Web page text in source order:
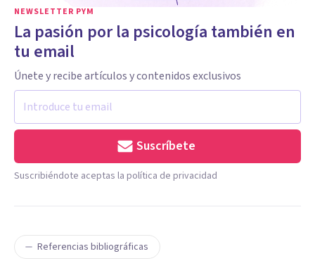
NEWSLETTER PYM
La pasión por la psicología también en
tu email
Únete y recibe artículos y contenidos exclusivos
Suscríbete
Suscribiéndote aceptas la política de privacidad
Referencias bibliográficas